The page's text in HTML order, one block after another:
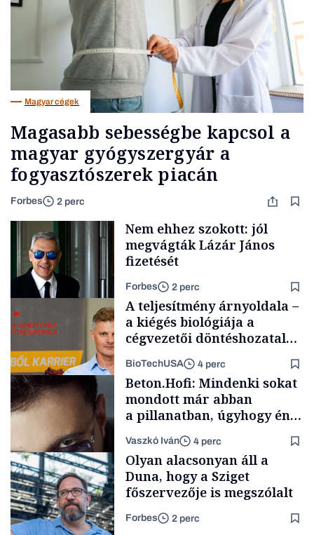
Magyar cégek
Magasabb sebességbe kapcsol a
magyar gyógyszergyár a
fogyasztószerek piacán
Forbes 2 perc
Politika
Nem ehhez szokott: jól
megvágták Lázár János
fizetését
Forbes 2 perc
Content Lab HUB
A teljesítmény árnyoldala –
a kiégés biológiája a
cégvezetői döntéshozatal
BioTechUSA 4 perc
Forbes-sztori
Beton.Hofi: Mindenki sokat
mondott már abban
a pillanatban, úgyhogy én
a legsarkosabb
gondolataimat akartam
kimondani
Vaszkó Iván 4 perc
Olyan alacsonyan áll a
Duna, hogy a Sziget
főszervezője is megszólalt
Forbes 2 perc